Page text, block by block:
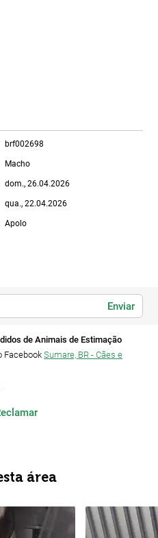
brf002698
Macho
dom., 26.04.2026
qua., 22.04.2026
Apolo
Enviar
de Animais de Estimação
Facebook Sumare, BR - Cães e
área